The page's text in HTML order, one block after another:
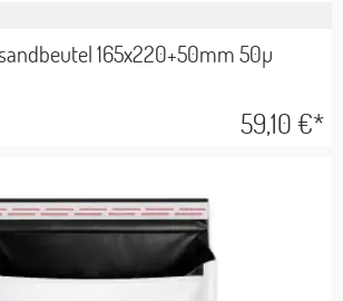
165x220+50mm 50µ
59,10 €*